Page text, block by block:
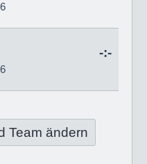
-:-
Team ändern